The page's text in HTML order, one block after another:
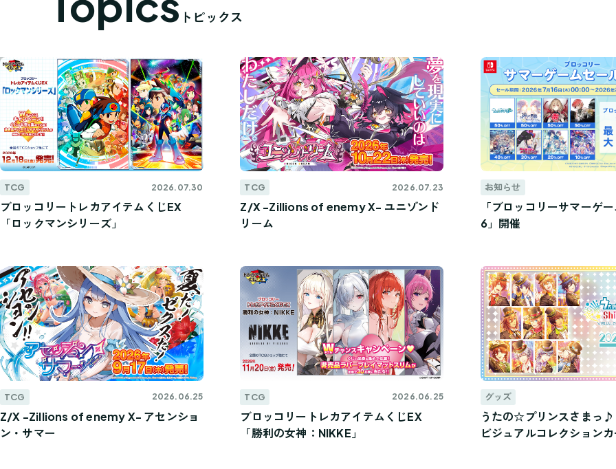
トピックス
TCG 2026.07.30
ブロッコリートレカアイテムくじEX
「ロックマンシリーズ」
TCG 2026.07.23
Z/X -Zillions of enemy X- ユニゾンド
リーム
お知らせ
「ブロッコリーサマーゲ
6」開催
TCG 2026.06.25
Z/X -Zillions of enemy X- アセンショ
ン・サマー
TCG 2026.06.25
ブロッコリートレカアイテムくじEX
「勝利の女神：NIKKE」
グッズ
うたの☆プリンスさまっ
ビジュアルコレクション
前の8件